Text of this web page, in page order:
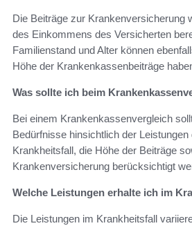
Die Beiträge zur Krankenversicherung
des Einkommens des Versicherten
Familienstand und Alter können
Höhe der Krankenkassenbeiträge
Was sollte ich beim
Bei einem Krankenkassenvergleich
Bedürfnisse hinsichtlich der
Krankheitsfall, die Höhe der Beiträge
Krankenversicherung berücksichtigt
Welche Leistungen erhalte ich im
Die Leistungen im Krankheitsfall